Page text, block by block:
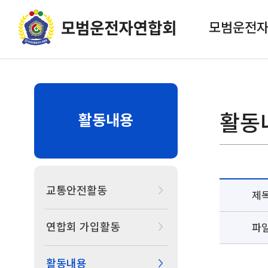
모범운전
활동내용
교통안전활동
연합회 가입활동
활동내용
활동
제
파